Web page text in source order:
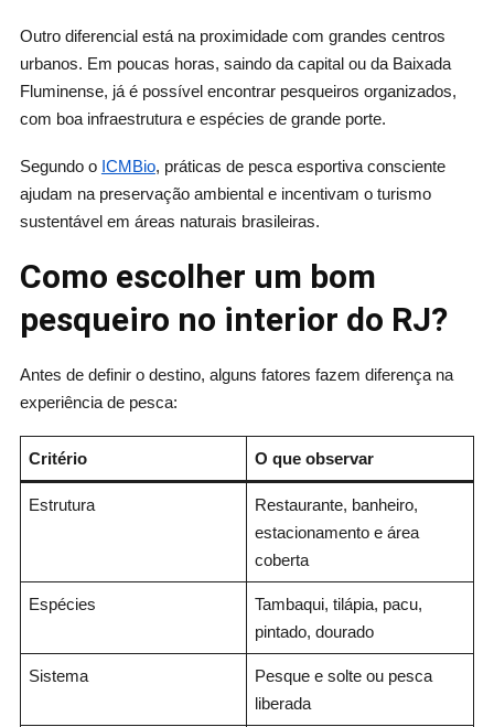
Outro diferencial está na proximidade com grandes centros
urbanos. Em poucas horas, saindo da capital ou da Baixada
Fluminense, já é possível encontrar pesqueiros organizados,
com boa infraestrutura e espécies de grande porte.
Segundo o ICMBio, práticas de pesca esportiva consciente
ajudam na preservação ambiental e incentivam o turismo
sustentável em áreas naturais brasileiras.
Como escolher um bom
pesqueiro no interior do RJ?
Antes de definir o destino, alguns fatores fazem diferença na
experiência de pesca:
Critério O que observar
Estrutura
Restaurante, banheiro,
estacionamento e área
coberta
Espécies
Tambaqui, tilápia, pacu,
pintado, dourado
Sistema
Pesque e solte ou pesca
liberada